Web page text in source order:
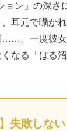
ョン」の深さ
耳元で囁か
……。一度彼
なる「はる
失敗しな